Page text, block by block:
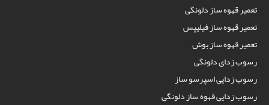
تعمیر قهوه ساز دلونگی
تعمیر قهوه ساز فیلیپس
تعمیر قهوه ساز بوش
رسوب زدای دلونگی
رسوب زدایی اسپرسو ساز
رسوب زدایی قهوه ساز دلونگی